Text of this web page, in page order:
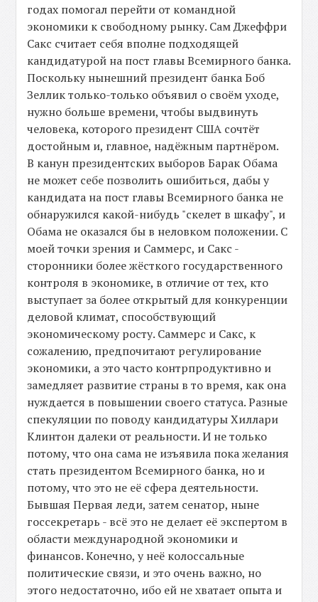
годах помогал перейти от командной
экономики к свободному рынку. Сам Джеффри
Сакс считает себя вполне подходящей
кандидатурой на пост главы Всемирного банка.
Поскольку нынешний президент банка Боб
Зеллик только-только объявил о своём уходе,
нужно больше времени, чтобы выдвинуть
человека, которого президент США сочтёт
достойным и, главное, надёжным партнёром.
В канун президентских выборов Барак Обама
не может себе позволить ошибиться, дабы у
кандидата на пост главы Всемирного банка не
обнаружился какой-нибудь "скелет в шкафу", и
Обама не оказался бы в неловком положении. С
моей точки зрения и Саммерс, и Сакс -
сторонники более жёсткого государственного
контроля в экономике, в отличие от тех, кто
выступает за более открытый для конкуренции
деловой климат, способствующий
экономическому росту. Саммерс и Сакс, к
сожалению, предпочитают регулирование
экономики, а это часто контрпродуктивно и
замедляет развитие страны в то время, как она
нуждается в повышении своего статуса. Разные
спекуляции по поводу кандидатуры Хиллари
Клинтон далеки от реальности. И не только
потому, что она сама не изъявила пока желания
стать президентом Всемирного банка, но и
потому, что это не её сфера деятельности.
Бывшая Первая леди, затем сенатор, ныне
госсекретарь - всё это не делает её экспертом в
области международной экономики и
финансов. Конечно, у неё колоссальные
политические связи, и это очень важно, но
этого недостаточно, ибо ей не хватает опыта и